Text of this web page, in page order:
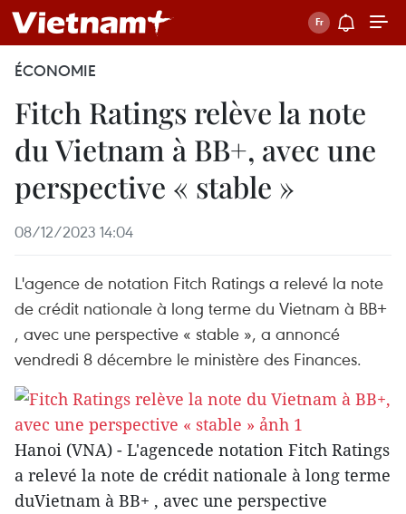
ÉCONOMIE
Fitch Ratings relève la note
du Vietnam à BB+, avec une
perspective « stable »
08/12/2023 14:04
L'agence de notation Fitch Ratings a relevé la note
de crédit nationale à long terme du Vietnam à BB+
, avec une perspective « stable », a annoncé
vendredi 8 décembre le ministère des Finances.
Hanoi (VNA) - L'agencede notation Fitch Ratings
a relevé la note de crédit nationale à long terme
duVietnam à BB+ , avec une perspective